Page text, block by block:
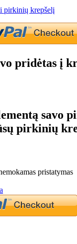
pirkinių krepšelį
pridėtas į
savo
pirkinių
pristatymas